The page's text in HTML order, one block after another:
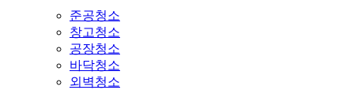
준공청소
창고청소
공장청소
바닥청소
외벽청소